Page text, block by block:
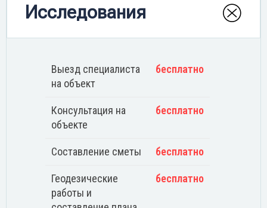
Исследования
Выезд специалиста
на объект
бесплатно
Консультация на
объекте
бесплатно
Составление сметы бесплатно
Геодезические
работы и
бесплатно